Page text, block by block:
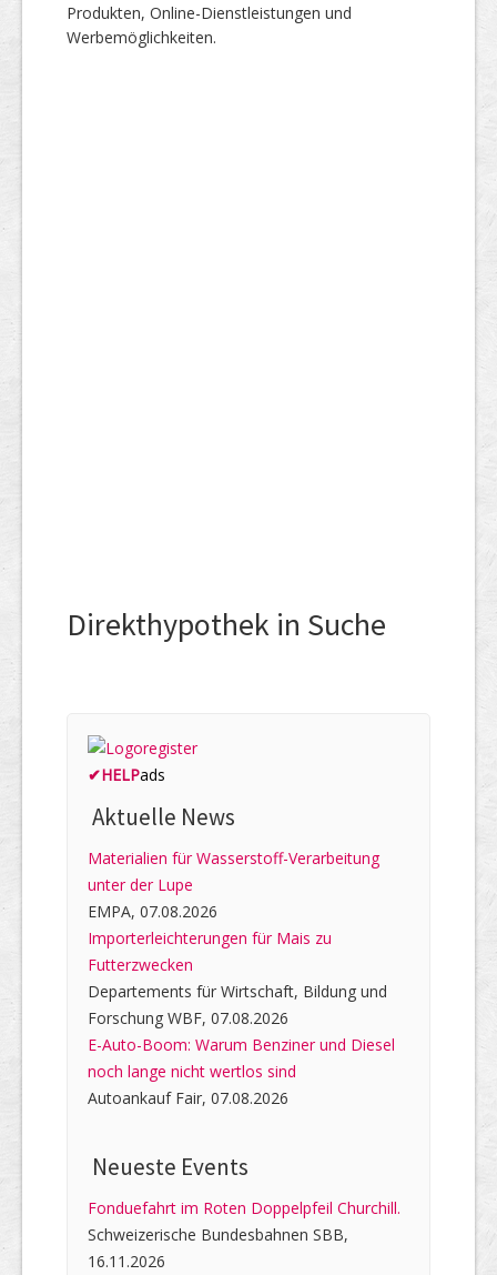
Produkten, Online-Dienstleistungen und
Werbemöglichkeiten.
Direkthypothek in Suche
✔HELPads
Aktuelle News
Materialien für Wasserstoff-Verarbeitung
unter der Lupe
EMPA, 07.08.2026
Importerleichterungen für Mais zu
Futterzwecken
Departements für Wirtschaft, Bildung und
Forschung WBF, 07.08.2026
E-Auto-Boom: Warum Benziner und Diesel
noch lange nicht wertlos sind
Autoankauf Fair, 07.08.2026
Neueste Events
Fonduefahrt im Roten Doppelpfeil Churchill.
Schweizerische Bundesbahnen SBB,
16.11.2026